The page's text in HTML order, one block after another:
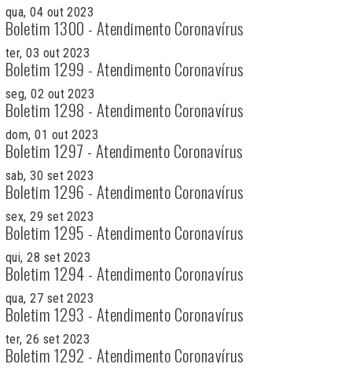
qua, 04 out 2023
Boletim 1300 - Atendimento Coronavírus
ter, 03 out 2023
Boletim 1299 - Atendimento Coronavírus
seg, 02 out 2023
Boletim 1298 - Atendimento Coronavírus
dom, 01 out 2023
Boletim 1297 - Atendimento Coronavírus
sab, 30 set 2023
Boletim 1296 - Atendimento Coronavírus
sex, 29 set 2023
Boletim 1295 - Atendimento Coronavírus
qui, 28 set 2023
Boletim 1294 - Atendimento Coronavírus
qua, 27 set 2023
Boletim 1293 - Atendimento Coronavírus
ter, 26 set 2023
Boletim 1292 - Atendimento Coronavírus